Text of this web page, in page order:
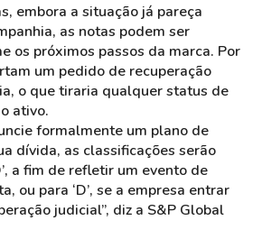
embora a situação já pareça
as notas podem ser
os próximos passos da marca. Por
um pedido de recuperação
o que tiraria qualquer status de
ativo.
formalmente um plano de
dívida, as classificações serão
a fim de refletir um evento de
ou para ‘D’, se a empresa entrar
judicial”, diz a S&P Global